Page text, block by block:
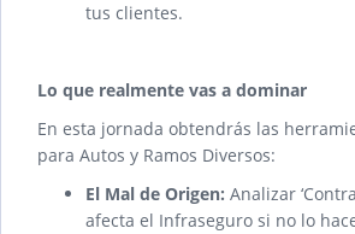
tus clientes.
Lo que realmente vas a dominar
En esta jornada obtendrás las
para Autos y Ramos Diversos:
El Mal de Origen: Analizar
afecta el Infraseguro si no lo